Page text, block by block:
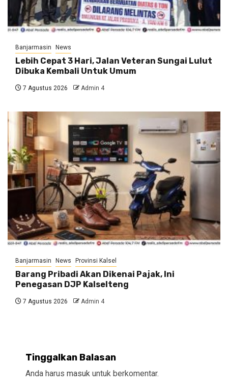
Banjarmasin News
Lebih Cepat 3 Hari, Jalan Veteran Sungai Lulut
Dibuka Kembali Untuk Umum
7 Agustus 2026 Admin 4
Banjarmasin News Provinsi Kalsel
Barang Pribadi Akan Dikenai Pajak, Ini
Penegasan DJP Kalselteng
7 Agustus 2026 Admin 4
Tinggalkan Balasan
Anda harus masuk untuk berkomentar.